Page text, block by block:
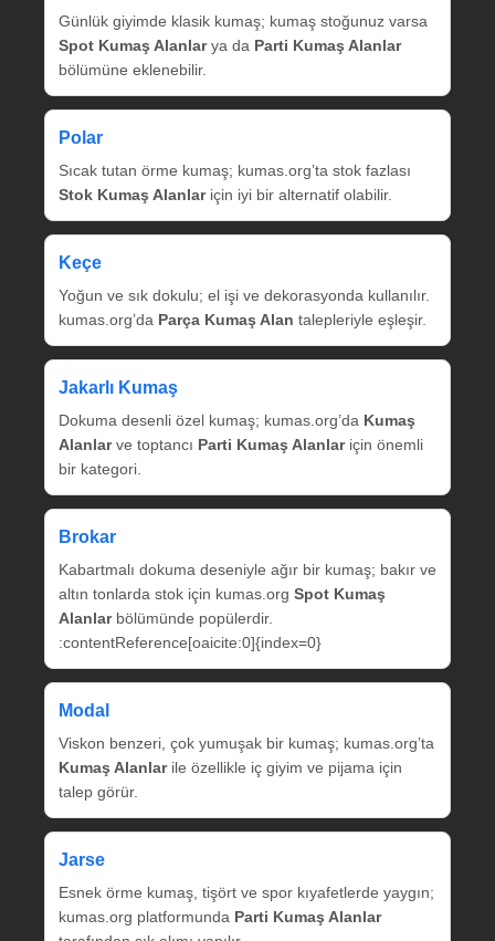
Günlük giyimde klasik kumaş; kumaş stoğunuz varsa
Spot Kumaş Alanlarya da Parti Kumaş Alanlar
bölümüne eklenebilir.
Polar
Sıcak tutan örme kumaş; kumas.org’ta stok fazlası
Stok Kumaş Alanlariçin iyi bir alternatif olabilir.
Keçe
Yoğun ve sık dokulu; el işi ve dekorasyonda kullanılır.
kumas.org’da Parça Kumaş Alan talepleriyle eşleşir.
Jakarlı Kumaş
Dokuma desenli özel kumaş; kumas.org’da Kumaş
Alanlarve toptancı Parti Kumaş Alanlariçin önemli
bir kategori.
Brokar
Kabartmalı dokuma deseniyle ağır bir kumaş; bakır ve
altın tonlarda stok için kumas.org Spot Kumaş
Alanlarbölümünde popülerdir.
:contentReference[oaicite:0]{index=0}
Modal
Viskon benzeri, çok yumuşak bir kumaş; kumas.org’ta
Kumaş Alanlarile özellikle iç giyim ve pijama için
talep görür.
Jarse
Esnek örme kumaş, tişört ve spor kıyafetlerde yaygın;
kumas.org platformunda Parti Kumaş Alanlar